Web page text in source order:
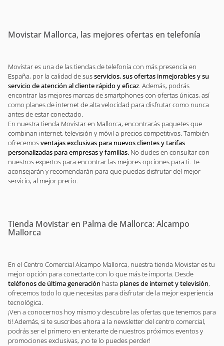
Movistar Mallorca, las mejores ofertas en telefonía
Movistar es una de las tiendas de telefonía con más presencia en
España, por la calidad de susservicios, sus ofertas inmejorables y su
servicio de atención al cliente rápido y eficaz. Además, podrás
encontrar las mejores marcas de smartphones con ofertas únicas, así
como planes de internet de alta velocidad para disfrutar como nunca
antes de estar conectado.
En nuestra tienda Movistar en Mallorca, encontrarás paquetes que
combinan internet, televisión y móvil a precios competitivos. También
ofrecemosventajas exclusivas para nuevos clientes y tarifas
personalizadas para empresas y familias. No dudes en consultar con
nuestros expertos para encontrar las mejores opciones para ti. Te
aconsejarán y recomendarán para que puedas disfrutar del mejor
servicio, al mejor precio.
Tienda Movistar en Palma de Mallorca: Alcampo
Mallorca
En el Centro Comercial Alcampo Mallorca, nuestra tienda Movistar es tu
mejor opción para conectarte con lo que más te importa. Desde
teléfonos de última generación hasta planes de internet y televisión,
ofrecemos todo lo que necesitas para disfrutar de la mejor experiencia
tecnológica.
¡Ven a conocernos hoy mismo y descubre las ofertas que tenemos para
ti! Además, si te suscribes ahora a la newsletter del centro comercial,
podrás ser el primero en enterarte de nuestros próximos eventos y
promociones exclusivas, ¡no te lo puedes perder!